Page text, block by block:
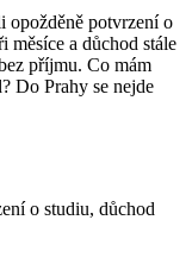
opožděně potvrzení o
měsíce a důchod stále
příjmu. Co mám
Do Prahy se nejde
o studiu, důchod